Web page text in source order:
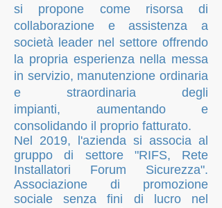
si propone come risorsa di
collaborazione e assistenza a
società leader nel settore offrendo
la propria esperienza nella messa
in servizio, manutenzione ordinaria
e straordinaria degli
impianti, aumentando e
consolidando il proprio fatturato.
Nel 2019, l'azienda si associa al
gruppo di settore "RIFS, Rete
Installatori Forum Sicurezza".
Associazione di promozione
sociale senza fini di lucro nel